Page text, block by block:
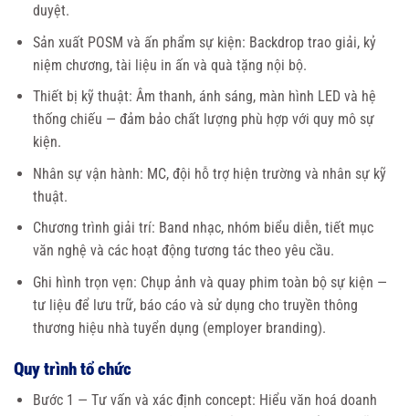
duyệt.
Sản xuất POSM và ấn phẩm sự kiện: Backdrop trao giải, kỷ
niệm chương, tài liệu in ấn và quà tặng nội bộ.
Thiết bị kỹ thuật: Âm thanh, ánh sáng, màn hình LED và hệ
thống chiếu — đảm bảo chất lượng phù hợp với quy mô sự
kiện.
Nhân sự vận hành: MC, đội hỗ trợ hiện trường và nhân sự kỹ
thuật.
Chương trình giải trí: Band nhạc, nhóm biểu diễn, tiết mục
văn nghệ và các hoạt động tương tác theo yêu cầu.
Ghi hình trọn vẹn: Chụp ảnh và quay phim toàn bộ sự kiện —
tư liệu để lưu trữ, báo cáo và sử dụng cho truyền thông
thương hiệu nhà tuyển dụng (employer branding).
Quy trình tổ chức
Bước 1 — Tư vấn và xác định concept: Hiểu văn hoá doanh